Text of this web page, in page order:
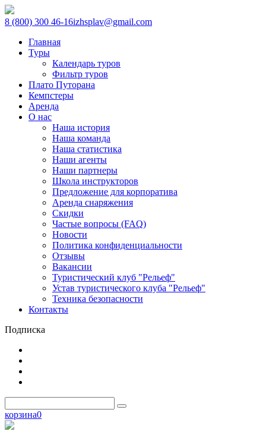
8 (800) 300 46-16izhsplav@gmail.com
Главная
Туры
Календарь туров
Фильтр туров
Плато Путорана
Кемпстеры
Аренда
О нас
Наша история
Наша команда
Наша статистика
Наши агенты
Наши партнеры
Школа инструкторов
Предложение для корпоратива
Аренда снаряжения
Скидки
Частые вопросы (FAQ)
Новости
Политика конфиденциальности
Отзывы
Вакансии
Туристический клуб "Рельеф"
Устав туристического клуба "Рельеф"
Техника безопасности
Контакты
Подписка
корзина0